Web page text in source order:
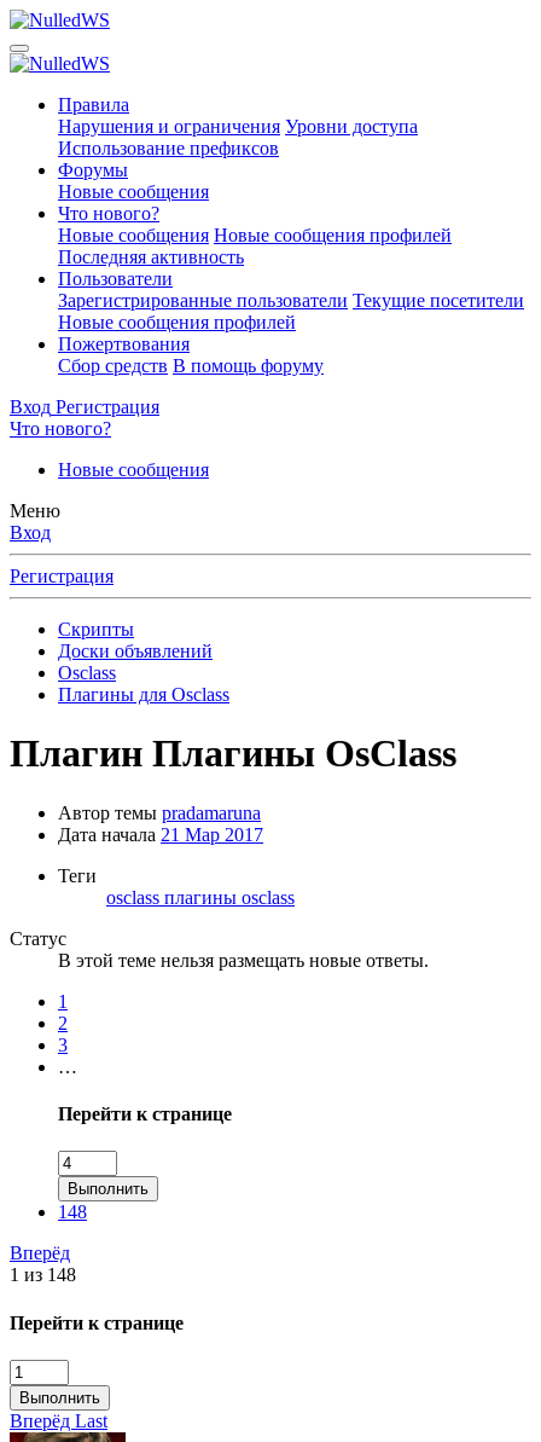
Правила
Нарушения и ограничения Уровни доступа
Использование префиксов
Форумы
Новые сообщения
Что нового?
Новые сообщения Новые сообщения профилей
Последняя активность
Пользователи
Зарегистрированные пользователи Текущие посетители
Новые сообщения профилей
Пожертвования
Сбор средств В помощь форуму
Вход Регистрация
Что нового?
Новые сообщения
Меню
Вход
Регистрация
Скрипты
Доски объявлений
Osclass
Плагины для Osclass
Плагин Плагины OsClass
Автор темы pradamaruna
Дата начала 21 Мар 2017
Теги
osclass плагины osclass
Статус
В этой теме нельзя размещать новые ответы.
1
2
3
…
Перейти к странице
Выполнить
148
Вперёд
1 из 148
Перейти к странице
Выполнить
Вперёд Last